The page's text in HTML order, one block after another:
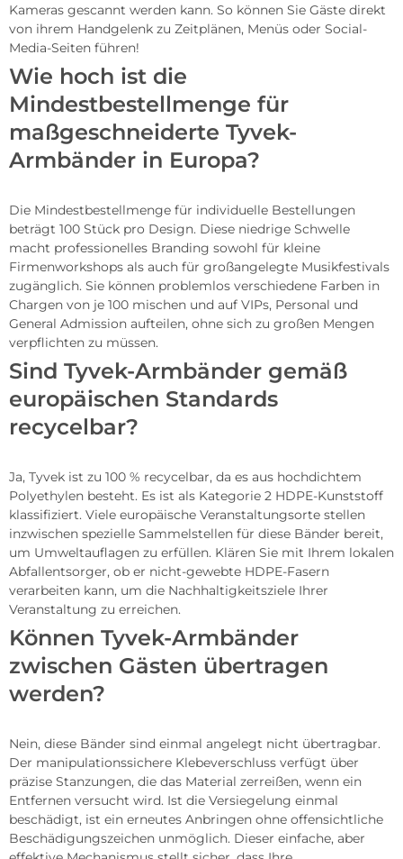
Kameras gescannt werden kann. So können Sie Gäste direkt
von ihrem Handgelenk zu Zeitplänen, Menüs oder Social-
Media-Seiten führen!
Wie hoch ist die
Mindestbestellmenge für
maßgeschneiderte Tyvek-
Armbänder in Europa?
Die Mindestbestellmenge für individuelle Bestellungen
beträgt 100 Stück pro Design. Diese niedrige Schwelle
macht professionelles Branding sowohl für kleine
Firmenworkshops als auch für großangelegte Musikfestivals
zugänglich. Sie können problemlos verschiedene Farben in
Chargen von je 100 mischen und auf VIPs, Personal und
General Admission aufteilen, ohne sich zu großen Mengen
verpflichten zu müssen.
Sind Tyvek-Armbänder gemäß
europäischen Standards
recycelbar?
Ja, Tyvek ist zu 100 % recycelbar, da es aus hochdichtem
Polyethylen besteht. Es ist als Kategorie 2 HDPE-Kunststoff
klassifiziert. Viele europäische Veranstaltungsorte stellen
inzwischen spezielle Sammelstellen für diese Bänder bereit,
um Umweltauflagen zu erfüllen. Klären Sie mit Ihrem lokalen
Abfallentsorger, ob er nicht-gewebte HDPE-Fasern
verarbeiten kann, um die Nachhaltigkeitsziele Ihrer
Veranstaltung zu erreichen.
Können Tyvek-Armbänder
zwischen Gästen übertragen
werden?
Nein, diese Bänder sind einmal angelegt nicht übertragbar.
Der manipulationssichere Klebeverschluss verfügt über
präzise Stanzungen, die das Material zerreißen, wenn ein
Entfernen versucht wird. Ist die Versiegelung einmal
beschädigt, ist ein erneutes Anbringen ohne offensichtliche
Beschädigungszeichen unmöglich. Dieser einfache, aber